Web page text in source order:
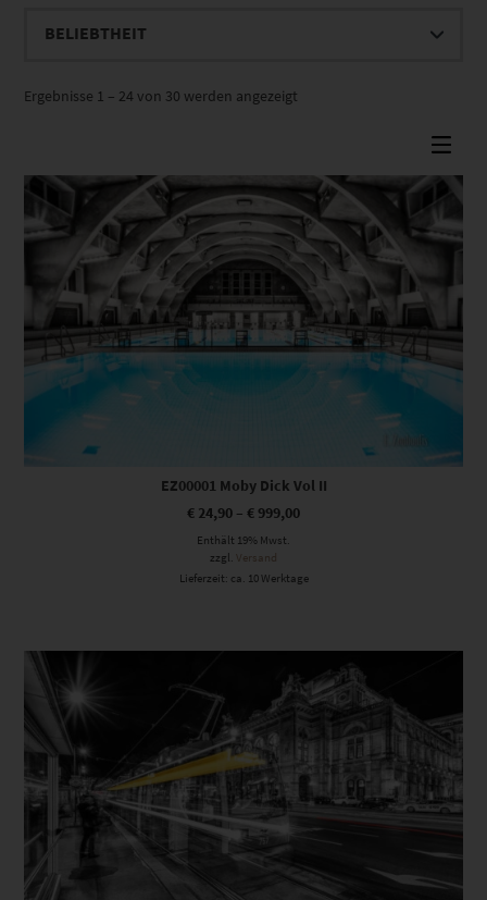
Ergebnisse 1 – 24 von 30 werden angezeigt
EZ00001 Moby Dick Vol II
€ 24,90 – € 999,00
Enthält 19% Mwst.
zzgl. Versand
Lieferzeit: ca. 10 Werktage
Dieses Produkt weist mehrere Varianten auf. Die Optionen können auf der Produktseite gewählt werden